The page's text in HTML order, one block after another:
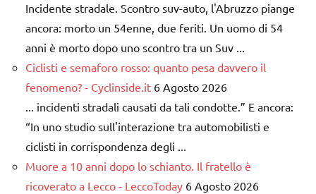
Incidente stradale. Scontro suv-auto, l'Abruzzo piange
ancora: morto un 54enne, due feriti. Un uomo di 54
anni è morto dopo uno scontro tra un Suv ...
Ciclisti e semaforo rosso: quanto pesa davvero il
fenomeno? - Cyclinside.it 6 Agosto 2026
... incidenti stradali causati da tali condotte.” E ancora:
“In uno studio sull'interazione tra automobilisti e
ciclisti in corrispondenza degli ...
Muore a 10 anni dopo lo schianto. Il fratello è
ricoverato a Lecco - LeccoToday 6 Agosto 2026